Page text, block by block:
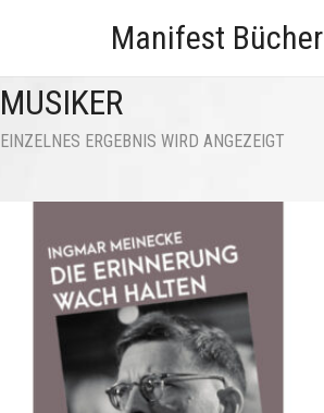
Manifest Bücher
MUSIKER
EINZELNES ERGEBNIS WIRD ANGEZEIGT